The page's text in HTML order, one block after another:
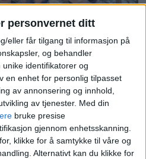
personvernet ditt
eller får tilgang til informasjon på
og behandler
identifikatorer og
en enhet for personlig tilpasset
av annonsering og innhold,
av tjenester. Med din
bruke presise
gjennom enhetsskanning.
klikke for å samtykke til våre og
Alternativt kan du klikke for
tar opp
av